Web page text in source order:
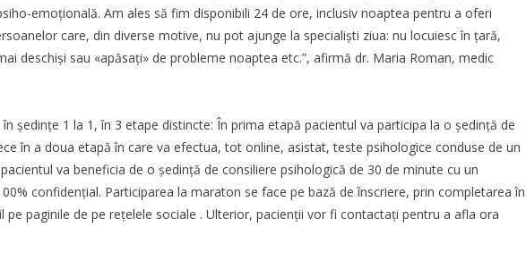
emoțională. Am ales să fim disponibili 24 de ore, inclusiv noaptea pentru a oferi
care, din diverse motive, nu pot ajunge la specialiști ziua: nu locuiesc în țară,
deschiși sau «apăsați» de probleme noaptea etc.”, afirmă dr. Maria Roman, medic
ședințe 1 la 1, în 3 etape distincte: În prima etapă pacientul va participa la o ședință de
în a doua etapă în care va efectua, tot online, asistat, teste psihologice conduse de un
va beneficia de o ședință de consiliere psihologică de 30 de minute cu un
confidențial. Participarea la maraton se face pe bază de înscriere, prin completarea în
pe paginile de pe rețelele sociale . Ulterior, pacienții vor fi contactați pentru a afla ora